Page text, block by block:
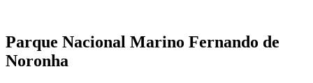
Parque Nacional Marino Fernando de
Noronha